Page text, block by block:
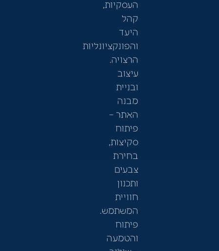
העסקיות,
קהל
היעד
והפונקציונליות
הרצויה.
עיצוב
ובניית
מבנה
האתר –
פיתוח
סקיצות,
בחירת
צבעים
ותכנון
חוויית
המשתמש.
פיתוח
והטמעה